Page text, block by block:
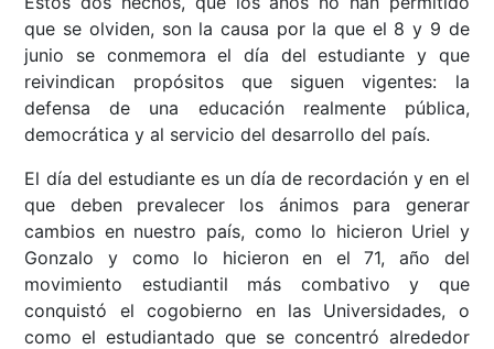
que se olviden, son la causa por la que el 8 y 9 de
junio se conmemora el día del estudiante y que
reivindican propósitos que siguen vigentes: la
defensa de una educación realmente pública,
democrática y al servicio del desarrollo del país.
El día del estudiante es un día de recordación y en el
que deben prevalecer los ánimos para generar
cambios en nuestro país, como lo hicieron Uriel y
Gonzalo y como lo hicieron en el 71, año del
movimiento estudiantil más combativo y que
conquistó el cogobierno en las Universidades, o
como el estudiantado que se concentró alrededor